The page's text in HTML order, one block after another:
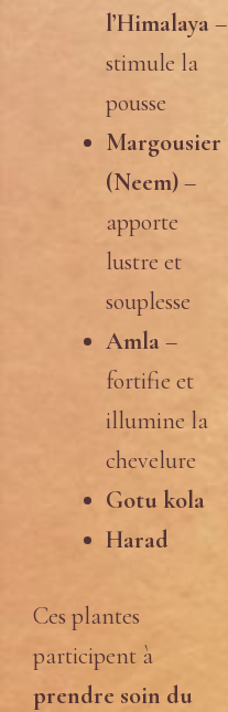
l’Himalaya–
stimule la
pousse
Margousier
(Neem)–
apporte
lustre et
souplesse
Amla–
fortifie et
illumine la
chevelure
Gotu kola
Harad
Ces plantes
participent à
prendre soin du